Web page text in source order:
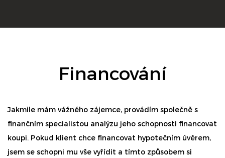
Financování
Jakmile mám vážného zájemce, provádím společně s
finančním specialistou analýzu jeho schopnosti financovat
koupi. Pokud klient chce financovat hypotečním úvěrem,
jsem se schopni mu vše vyřídit a tímto způsobem si